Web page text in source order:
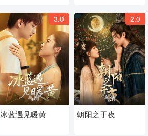
3.0
高清
冰蓝遇见暖黄​
2.0
高清
朝阳之于夜​